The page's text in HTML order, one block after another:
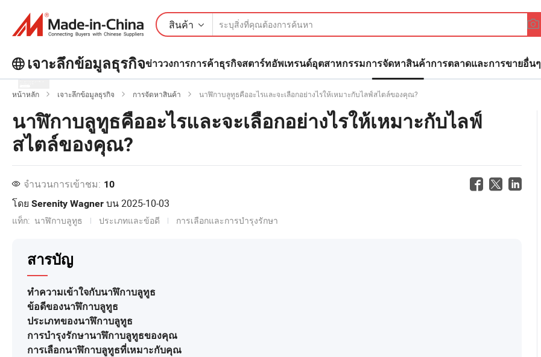
สินค้า
เจาะลึกข้อมูลธุรกิจข่าววงการการค้าธุรกิจสตาร์ทอัพเทรนด์อุตสาหกรรมการจัดหาสินค้าการตลาดและการขายอื่นๆ
สำรวจบทความยอดนิยมเพิ่มเติมบน
ดูเพิ่มเติม
หน้าหลัก เจาะลึกข้อมูลธุรกิจ การจัดหาสินค้า นาฬิกาบลูทูธคืออะไรและจะเลือกอย่างไรให้เหมาะกับไลฟ์สไตล์ของคุณ?
นาฬิกาบลูทูธคืออะไรและจะเลือกอย่างไรให้เหมาะกับไลฟ์
สไตล์ของคุณ?
จำนวนการเข้าชม: 10
โดย Serenity Wagner บน2025-10-03
แท็ก: นาฬิกาบลูทูธ ประเภทและข้อดี การเลือกและการบำรุงรักษา
สารบัญ
ทำความเข้าใจกับนาฬิกาบลูทูธ
ข้อดีของนาฬิกาบลูทูธ
ประเภทของนาฬิกาบลูทูธ
การบำรุงรักษานาฬิกาบลูทูธของคุณ
การเลือกนาฬิกาบลูทูธที่เหมาะกับคุณ